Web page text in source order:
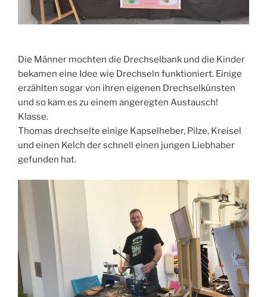
Die Männer mochten die Drechselbank und die Kinder
bekamen eine Idee wie Drechseln funktioniert. Einige
erzählten sogar von ihren eigenen Drechselkünsten
und so kam es zu einem angeregten Austausch!
Klasse.
Thomas drechselte einige Kapselheber, Pilze, Kreisel
und einen Kelch der schnell einen jungen Liebhaber
gefunden hat.